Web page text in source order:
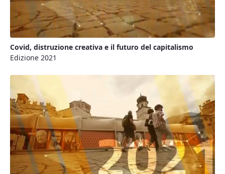
Covid, distruzione creativa e il futuro del capitalismo
Edizione 2021